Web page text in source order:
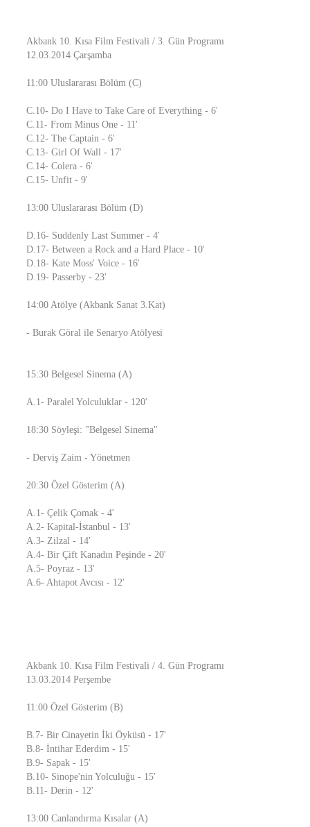
Akbank 10. Kısa Film Festivali / 3. Gün Programı
12.03.2014 Çarşamba
11:00 Uluslararası Bölüm (C)
C.10- Do I Have to Take Care of Everything - 6'
C.11- From Minus One - 11'
C.12- The Captain - 6'
C.13- Girl Of Wall - 17'
C.14- Colera - 6'
C.15- Unfit - 9'
13:00 Uluslararası Bölüm (D)
D.16- Suddenly Last Summer - 4'
D.17- Between a Rock and a Hard Place - 10'
D.18- Kate Moss' Voice - 16'
D.19- Passerby - 23'
14:00 Atölye (Akbank Sanat 3.Kat)
- Burak Göral ile Senaryo Atölyesi
15:30 Belgesel Sinema (A)
A.1- Paralel Yolculuklar - 120'
18:30 Söyleşi: "Belgesel Sinema"
- Derviş Zaim - Yönetmen
20:30 Özel Gösterim (A)
A.1- Çelik Çomak - 4'
A.2- Kapital-İstanbul - 13'
A.3- Zilzal - 14'
A.4- Bir Çift Kanadın Peşinde - 20'
A.5- Poyraz - 13'
A.6- Ahtapot Avcısı - 12'
Akbank 10. Kısa Film Festivali / 4. Gün Programı
13.03.2014 Perşembe
11:00 Özel Gösterim (B)
B.7- Bir Cinayetin İki Öyküsü - 17'
B.8- İntihar Ederdim - 15'
B.9- Sapak - 15'
B.10- Sinope'nin Yolculuğu - 15'
B.11- Derin - 12'
13:00 Canlandırma Kısalar (A)